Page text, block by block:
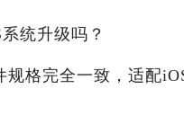
统升级吗？
格完全一致，适配